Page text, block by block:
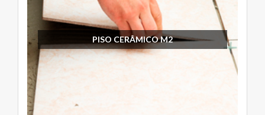
PISO CERÂMICO M2